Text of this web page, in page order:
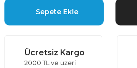
Sepete Ekle
Ücretsiz Kargo
2000 TL ve üzeri